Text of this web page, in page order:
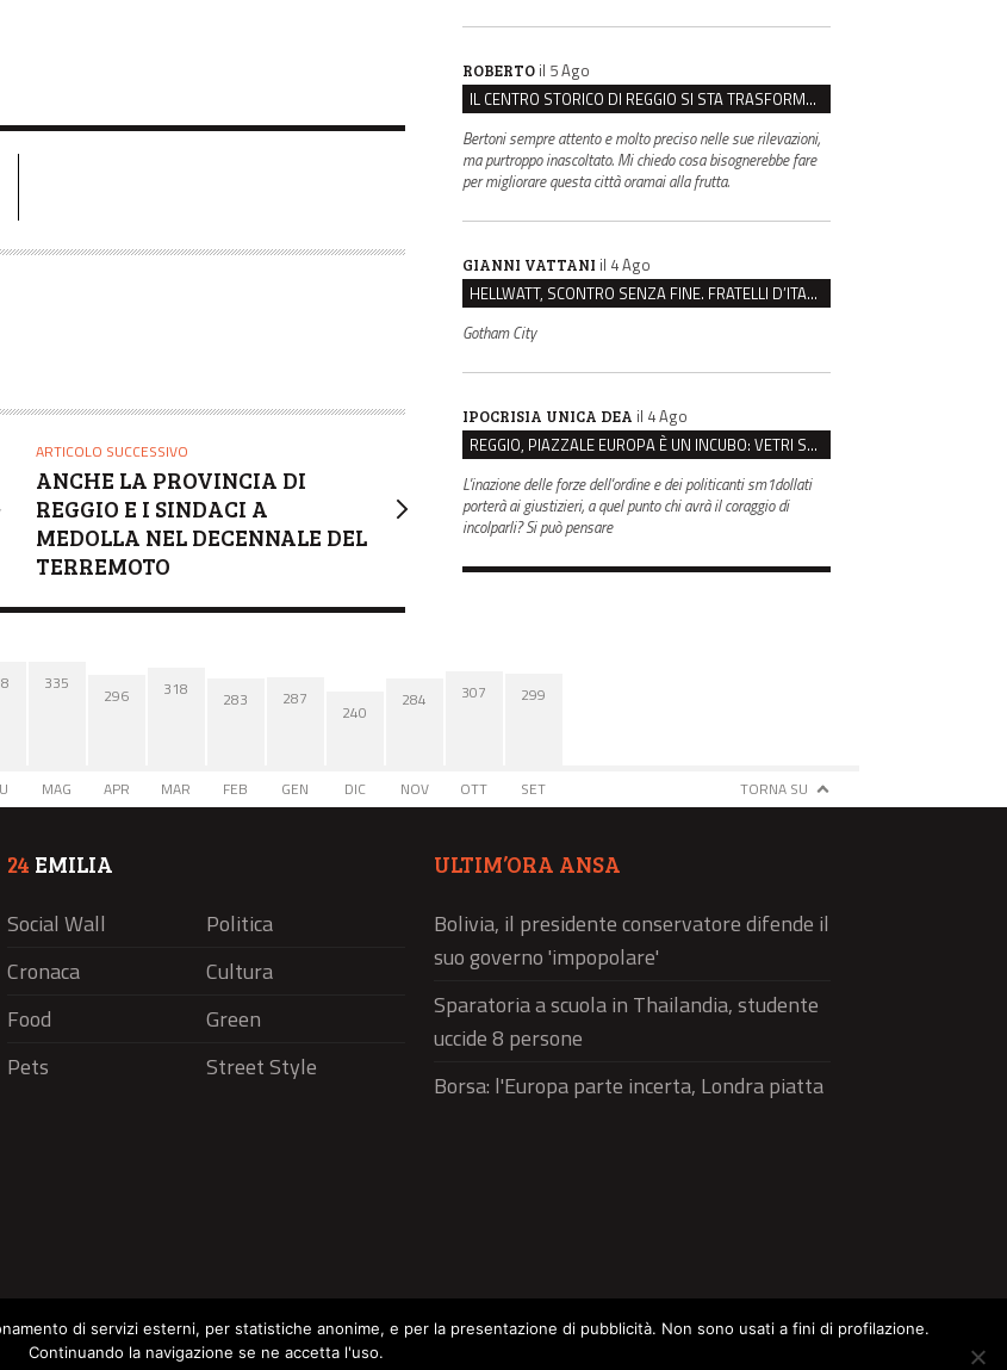
ARTICOLO SUCCESSIVO
ANCHE LA PROVINCIA DI
REGGIO E I SINDACI A
MEDOLLA NEL DECENNALE DEL
TERREMOTO
ROBERTO il 5 Ago
IL CENTRO STORICO DI REGGIO SI STA TRASFORMANDO, E NON IN MEGLIO
Bertoni sempre attento e molto preciso nelle sue rilevazioni,
ma purtroppo inascoltato. Mi chiedo cosa bisognerebbe fare
per migliorare questa città oramai alla frutta.
GIANNI VATTANI il 4 Ago
HELLWATT, SCONTRO SENZA FINE. FRATELLI D’ITALIA: “MILANI PORTA DOCUMENTI, DE FRANCO INSULTI”
Gotham City
IPOCRISIA UNICA DEA il 4 Ago
REGGIO, PIAZZALE EUROPA È UN INCUBO: VETRI SPACCATI E FURTI SULLE AUTO IN SOSTA
L'inazione delle forze dell'ordine e dei politicanti sm1dollati
porterà ai giustizieri, a quel punto chi avrà il coraggio di
incolparli? Si può pensare
335
MAG
296
APR
318
MAR
283
FEB
287
GEN
240
DIC
284
NOV
307
OTT
299
SET TORNA SU
24 EMILIA
Social Wall
Politica
Cronaca
Cultura
Food
Green
Pets
Street Style
ULTIM’ORA ANSA
Bolivia, il presidente conservatore difende il
suo governo 'impopolare'
Sparatoria a scuola in Thailandia, studente
uccide 8 persone
Borsa: l'Europa parte incerta, Londra piatta
di servizi esterni, per statistiche anonime, e per la presentazione di pubblicità. Non sono usati a fini di profilazione.
Continuando la navigazione se ne accetta l'uso.